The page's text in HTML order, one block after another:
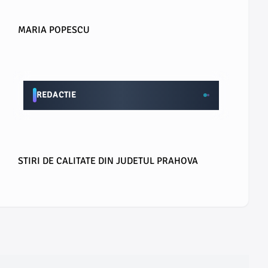
MARIA POPESCU
REDACTIE
STIRI DE CALITATE DIN JUDETUL PRAHOVA